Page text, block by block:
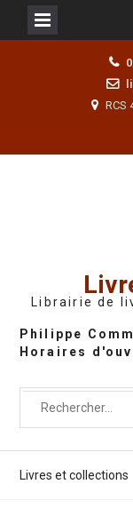
RCS
Librairie de
Livres et collections